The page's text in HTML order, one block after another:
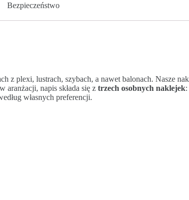
Bezpieczeństwo
z plexi, lustrach, szybach, a nawet balonach. Nasze
aranżacji, napis składa się ztrzech osobnych naklejek:
własnych preferencji.